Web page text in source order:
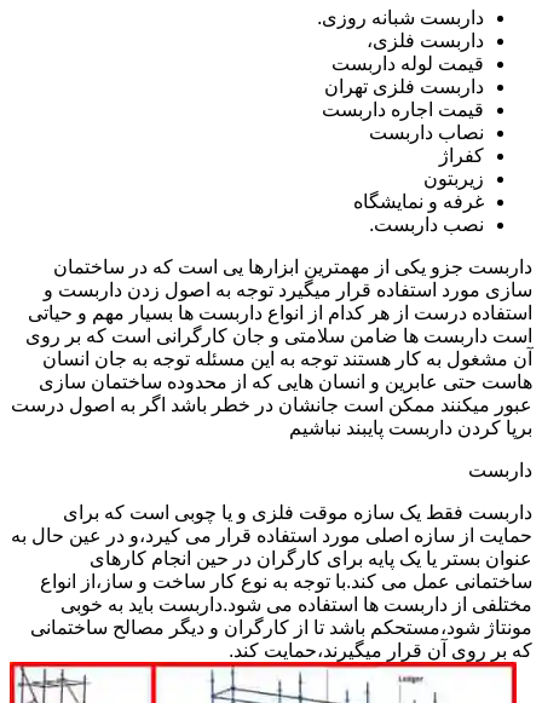
داربست شبانه روزی.
داربست فلزی،
قیمت لوله داربست
داربست فلزی تهران
قیمت اجاره داربست
نصاب داربست
کفراژ
زیربتون
غرفه و نمایشگاه
نصب داربست.
داربست جزو یکی از مهمترین ابزارها یی است که در ساختمان
سازی مورد استفاده قرار میگیرد توجه به اصول زدن داربست و
استفاده درست از هر کدام از انواع داربست ها بسیار مهم و حیاتی
است داربست ها ضامن سلامتی و جان کارگرانی است که بر روی
آن مشغول به کار هستند توجه به این مسئله توجه به جان انسان
هاست حتی عابرین و انسان هایی که از محدوده ساختمان سازی
عبور میکنند ممکن است جانشان در خطر باشد اگر به اصول درست
برپا کردن داربست پایبند نباشیم
داربست
داربست فقط یک سازه موقت فلزی و یا چوبی است که برای
حمایت از سازه اصلی مورد استفاده قرار می کیرد،و در عین حال به
عنوان بستر یا یک پایه برای کارگران در حین انجام کارهای
ساختمانی عمل می کند.با توجه به نوع کار ساخت و ساز،از انواع
مختلفی از داربست ها استفاده می شود.داربست باید به خوبی
مونتاژ شود،مستحکم باشد تا از کارگران و دیگر مصالح ساختمانی
که بر روی آن قرار میگیرند،حمایت کند.